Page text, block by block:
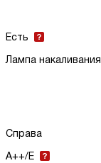
Есть
Лампа накаливания
Справа
A++/E